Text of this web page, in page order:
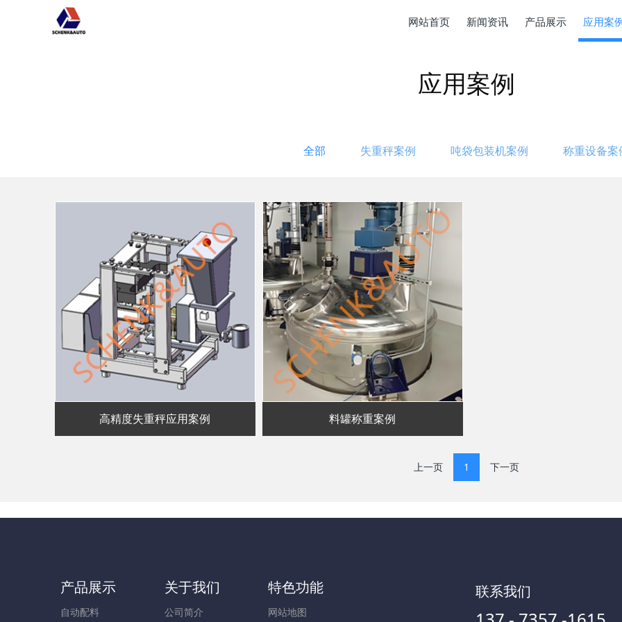
网站首页 新闻资讯 产品展示 应用案
应用案例
全部 失重秤案例 吨袋包装机案例 称重设备案
高精度失重秤应用案例 料罐称重案例
上一页 1 下一页
产品展示
自动配料
关于我们
公司简介
特色功能
网站地图
联系我们